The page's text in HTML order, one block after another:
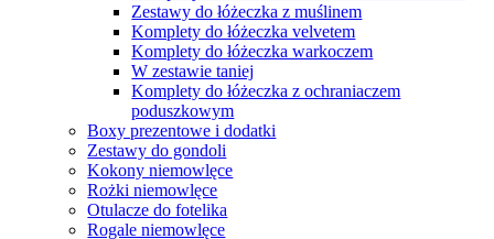
Zestawy do łóżeczka z muślinem
Komplety do łóżeczka velvetem
Komplety do łóżeczka warkoczem
W zestawie taniej
Komplety do łóżeczka z ochraniaczem
poduszkowym
Boxy prezentowe i dodatki
Zestawy do gondoli
Kokony niemowlęce
Rożki niemowlęce
Otulacze do fotelika
Rogale niemowlęce